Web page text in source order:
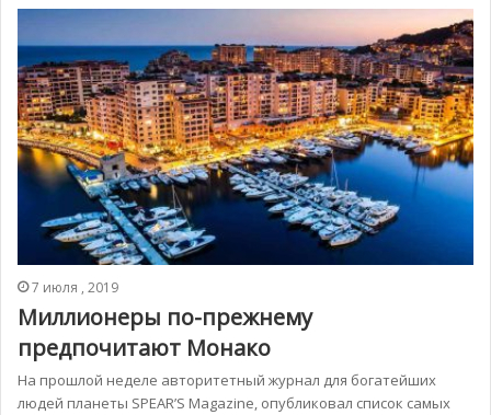
7 июля , 2019
Миллионеры по-прежнему
предпочитают Монако
На прошлой неделе авторитетный журнал для богатейших
людей планеты SPEAR’S Magazine, опубликовал список самых